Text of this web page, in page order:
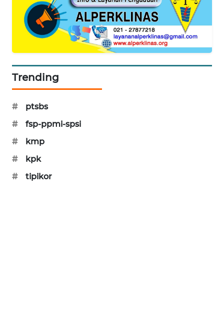
Trending
#
ptsbs
#
fsp-ppmi-spsi
#
kmp
#
kpk
#
tipikor
MKLI
LKKI
PORTAL
FORWAMKI